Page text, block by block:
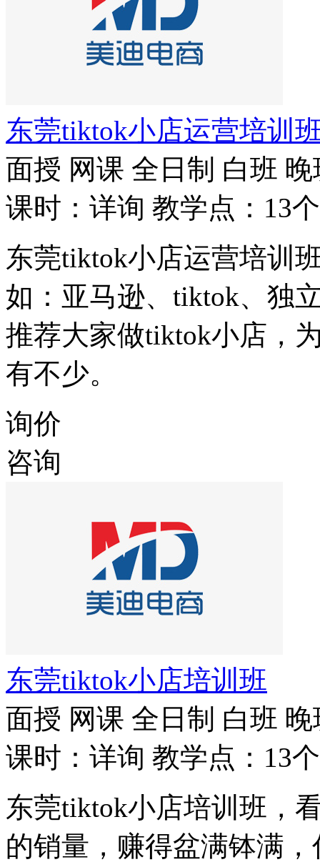
东莞tiktok小店运营培训
面授 网课 全日制 白班 晚
课时：详询 教学点：13个
东莞tiktok小店运营培训
如：亚马逊、tiktok、独
推荐大家做tiktok小店，
有不少。
询价
咨询
东莞tiktok小店培训班
面授 网课 全日制 白班 晚
课时：详询 教学点：13个
东莞tiktok小店培训班，
的销量，赚得盆满钵满